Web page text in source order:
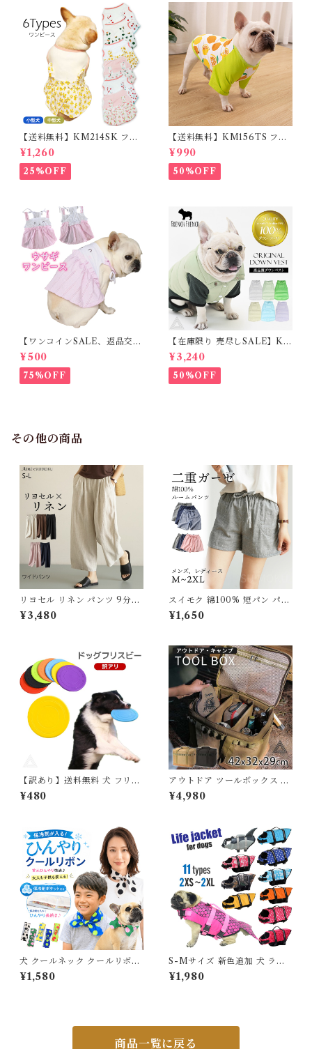
【送料無料】KM214SK フレ
ブル 女の子 スカート ワンピー
ス夏 フリル 犬服 ドックウェア
¥1,260
25%OFF
【送料無料】KM156TS フレ
ブル Tシャツ フレンチブルド
ック レモン柄 犬服 ドックウェ
ア
¥990
50%OFF
【ワンコインSALE、返品交換
不可】KM171SK フレンチブ
ルドック 犬服 女の子 ピンク
スカート
¥500
75%OFF
【在庫限り 売尽しSALE】K
M952Tダウンベスト 100%ダ
ウン・フェザー 犬 犬服 ダウン
ジャケット ベスト フレンチブ
ルドッグ 冬服 極暖 暖かい 可
¥3,240
50%OFF
その他の商品
リヨセル リネン パンツ 9分丈
ワイドパンツ ゆったり 5色展
開 リネンパンツ 麻 リネン パ
い 通気性 天然素材 春 夏 秋 通
勤 ルームパンツ 5625871 ス
イモク【水沐良品】
¥3,480
スイモク 綿100% 短パン パジ
ャマ ルームウェア メンズ レデ
ィース コットン 夏 ショートパ
ル コットン ガーゼ 薄手 快適
男女兼用 プレゼント77700
【水沐良品】
¥1,650
【訳あり】送料無料 犬 フリス
ビー ドッグフリスビー おもち
ゃ フライングディスク ペット
め 遊び ストレス解消 運動 軽
量 散歩 愛犬 遊べる 公園 オレ
ンジ レッド ブラック 黒 ブル
ー イエロー グリーン KM788
¥480
アウトドア ツールボックス バ
ッグ 収納ボックス コンテナボ
ックス 大容量 折りたたみ 道具
機能的 収納 バーベキュー レジ
ャー 登山 ケース G267
¥4,980
犬 クールネック クールリボン
保冷剤ポケット付き クールス
カーフ 冷感ネッククーラー ペ
久 モノトーン ビビッドカラー
¥1,580
S-Mサイズ 新色追加 犬 ライ
フジャケット 犬用 ドッグ ペッ
ト 安全 安心 超小型犬 小型犬
¥1,980
商品一覧に戻る